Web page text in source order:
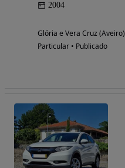
2004
Glória e Vera Cruz (Aveiro)
Particular • Publicado